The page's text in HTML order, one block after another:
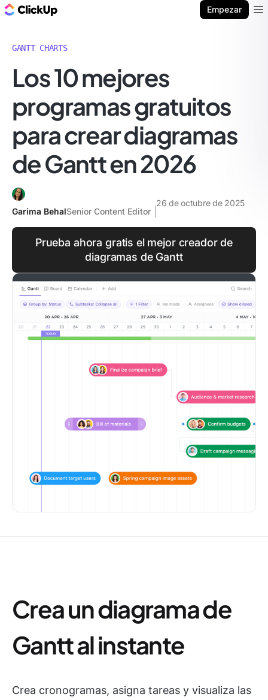
Empezar
GANTT CHARTS
Los 10 mejores
programas gratuitos
para crear diagramas
de Gantt en 2026
Garima BehalSenior Content Editor
26 de octubre de 2025
Prueba ahora gratis el mejor creador de
diagramas de Gantt
Crea un diagrama de
Gantt al instante
Crea cronogramas, asigna tareas y visualiza las